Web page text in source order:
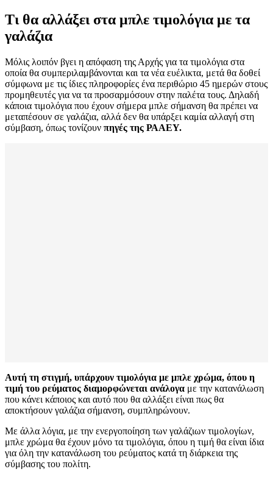
Τι θα αλλάξει στα μπλε τιμολόγια με τα
γαλάζια
Μόλις λοιπόν βγει η απόφαση της Αρχής για τα τιμολόγια στα
οποία θα συμπεριλαμβάνονται και τα νέα ευέλικτα, μετά θα δοθεί
σύμφωνα με τις ίδιες πληροφορίες ένα περιθώριο 45 ημερών στους
προμηθευτές για να τα προσαρμόσουν στην παλέτα τους. Δηλαδή
κάποια τιμολόγια που έχουν σήμερα μπλε σήμανση θα πρέπει να
μεταπέσουν σε γαλάζια, αλλά δεν θα υπάρξει καμία αλλαγή στη
σύμβαση, όπως τονίζουν πηγές της ΡΑΑΕΥ.
Αυτή τη στιγμή, υπάρχουν τιμολόγια με μπλε χρώμα, όπου η
τιμή του ρεύματος διαμορφώνεται ανάλογα με την κατανάλωση
που κάνει κάποιος και αυτό που θα αλλάξει είναι πως θα
αποκτήσουν γαλάζια σήμανση, συμπληρώνουν.
Με άλλα λόγια, με την ενεργοποίηση των γαλάζιων τιμολογίων,
μπλε χρώμα θα έχουν μόνο τα τιμολόγια, όπου η τιμή θα είναι ίδια
για όλη την κατανάλωση του ρεύματος κατά τη διάρκεια της
σύμβασης του πολίτη.